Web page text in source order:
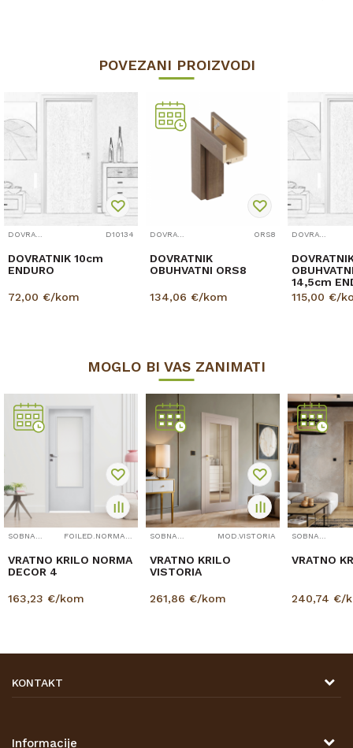
POVEZANI PROIZVODI
D10134
DOVRATNIK 10cm
ENDURO
72,00 €/kom
ORS8
DOVRATNIK
OBUHVATNI ORS8
134,06 €/kom
14,5cm
115,00 €/
MOGLO BI VAS ZANIMATI
VRATNO KRILO NORMA
DECOR 4
163,23 €/kom
MOD.VISTORIA
VRATNO KRILO
VISTORIA
261,86 €/kom
VRATNO
240,74 €/
KONTAKT
47000 Karlovac
Informacije